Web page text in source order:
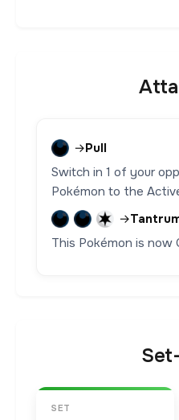
→Pull
Switch in 1 of your
Pokémon to the
→
This Pokémon is now
SET